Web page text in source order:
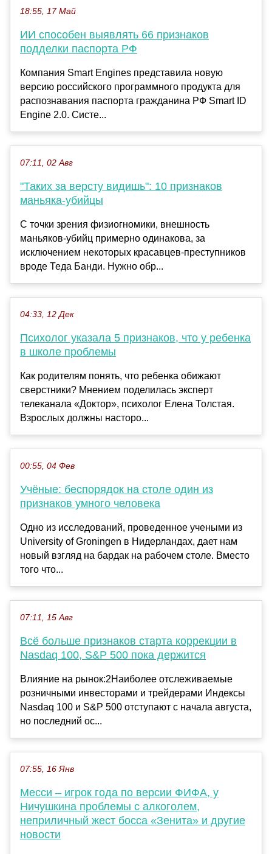
18:55, 17 Май
ИИ способен выявлять 66 признаков
подделки паспорта РФ
Компания Smart Engines представила новую
версию российского программного продукта для
распознавания паспорта гражданина РФ Smart ID
Engine 2.0. Систе...
07:11, 02 Авг
"Таких за версту видишь": 10 признаков
маньяка-убийцы
С точки зрения физиогномики, внешность
маньяков-убийц примерно одинакова, за
исключением некоторых красавцев-преступников
вроде Теда Банди. Нужно обр...
04:33, 12 Дек
Психолог указала 5 признаков, что у ребенка
в школе проблемы
Как родителям понять, что ребенка обижают
сверстники? Мнением поделилась эксперт
телеканала «Доктор», психолог Елена Толстая.
Взрослых должны насторо...
00:55, 04 Фев
Учёные: беспорядок на столе один из
признаков умного человека
Одно из исследований, проведенное учеными из
University of Groningen в Нидерландах, дает нам
новый взгляд на бардак на рабочем столе. Вместо
того что...
07:11, 15 Авг
Всё больше признаков старта коррекции в
Nasdaq 100, S&P 500 пока держится
Влияние на рынок:2Наиболее отслеживаемые
розничными инвесторами и трейдерами Индексы
Nasdaq 100 и S&P 500 отступают с начала августа,
но последний ос...
07:55, 16 Янв
Месси – игрок года по версии ФИФА, у
Ничушкина проблемы с алкоголем,
неприличный жест босса «Зенита» и другие
новости